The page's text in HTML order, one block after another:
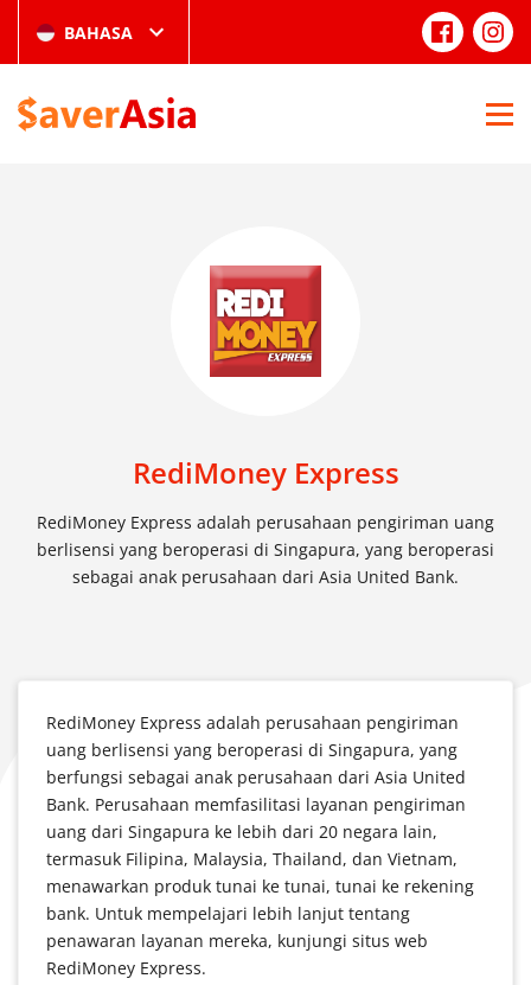
BAHASA
RediMoney Express
RediMoney Express adalah perusahaan pengiriman uang
berlisensi yang beroperasi di Singapura, yang beroperasi
sebagai anak perusahaan dari Asia United Bank.
RediMoney Express adalah perusahaan pengiriman
uang berlisensi yang beroperasi di Singapura, yang
berfungsi sebagai anak perusahaan dari Asia United
Bank. Perusahaan memfasilitasi layanan pengiriman
uang dari Singapura ke lebih dari 20 negara lain,
termasuk Filipina, Malaysia, Thailand, dan Vietnam,
menawarkan produk tunai ke tunai, tunai ke rekening
bank. Untuk mempelajari lebih lanjut tentang
penawaran layanan mereka, kunjungi situs web
RediMoney Express.